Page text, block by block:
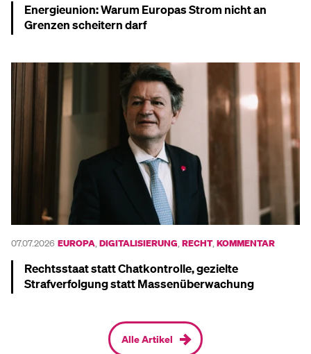
Energieunion: Warum Europas Strom nicht an
Grenzen scheitern darf
07.07.2026 EUROPA DIGITALISIERUNG RECHT, KOMMENTAR
Rechtsstaat statt Chatkontrolle, gezielte
Strafverfolgung statt Massenüberwachung
Alle Artikel